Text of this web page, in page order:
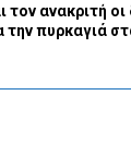
τον ανακριτή οι
την πυρκαγιά